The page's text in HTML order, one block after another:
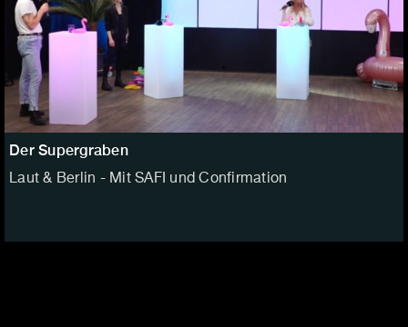
Der Supergraben
Laut & Berlin - Mit SAFI und Confirmation